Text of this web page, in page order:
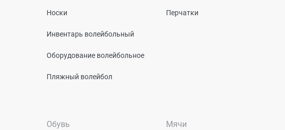
Носки
Инвентарь волейбольный
Оборудование волейбольное
Пляжный волейбол
Перчатки
Обувь Мячи